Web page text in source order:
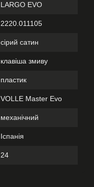
LARGO EVO
2220.011105
сірий сатин
клавіша змиву
пластик
VOLLE Master Evo
механічний
Іспанія
24